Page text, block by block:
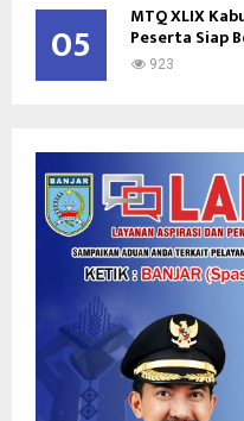
05 MTQ XLIX
Peserta Siap
923